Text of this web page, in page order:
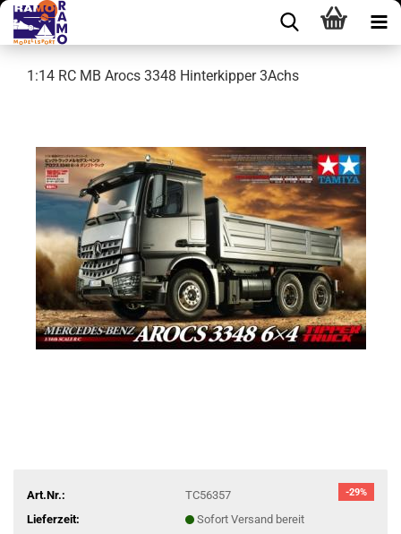
1:14 RC MB Arocs 3348 Hinterkipper 3Achs
-29%
Art.Nr.:
TC56357
Lieferzeit:
Sofort Versand bereit